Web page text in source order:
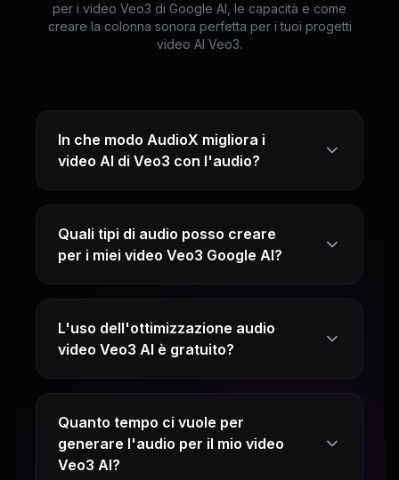
per i video Veo3 di Google AI, le capacità e come
creare la colonna sonora perfetta per i tuoi progetti
video AI Veo3.
In che modo AudioX migliora i
video AI di Veo3 con l'audio?
Quali tipi di audio posso creare
per i miei video Veo3 Google AI?
L'uso dell'ottimizzazione audio
video Veo3 AI è gratuito?
Quanto tempo ci vuole per
generare l'audio per il mio video
Veo3 AI?